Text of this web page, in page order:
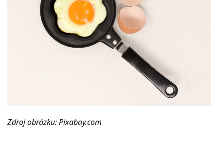
Zdroj obrázku: Pixabay.com